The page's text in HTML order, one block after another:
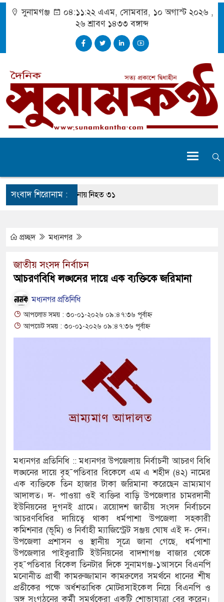
সুনামগঞ্জ ০৪:১১:২৩ এএম, সোমবার, ১০ অগাস্ট ২০২৬ ,
২৬ শ্রাবণ ১৪৩৩ বঙ্গাব্দ
সংবাদ শিরোনাম :
বিভাগে সড়ক দুর্ঘটনায় নিহত ৩১
আলী : জনকল্যাণে অনন্য পথিকৃৎ
কথিত সাংবাদিক লিটন আটক
মরদেহ উদ্ধার
ঝুলছে ডাম্প ট্রাক, চালক পলাতক
মোটরসাইকেল দুর্ঘটনায় নিহত ১৫ হাজার ৭১২
ভারতে পাচার, গুয়াহাটি ক্যাম্পে মানবেতর
অভ্যন্তরীণ বিরোধ তুঙ্গে
চেহারা কি দেখা গেছে : স্বরাষ্ট্রমন্ত্রী
বক্তব্য ভারত সমর্থন করে না : জয়সওয়াল
ভবনে পাঠদান
সহযোগিতায় দিরাই-শাল্লার উন্নয়ন করতে চাই : এমপি
ঘণ্টা লোডশেডিং, ক্ষুব্ধ গ্রাহক
প্রচ্ছদ মধ্যনগর
জাতীয় সংসদ নির্বাচন
আচরণবিধি লঙ্ঘনের দায়ে এক ব্যক্তিকে জরিমানা
মধ্যনগর প্রতিনিধি
আপলোড সময় : ৩০-০১-২০২৬ ০৯:৪৭:৩৬ পূর্বাহ্ন
আপডেট সময় : ৩০-০১-২০২৬ ০৯:৪৭:৩৬ পূর্বাহ্ন
মধ্যনগর প্রতিনিধি :: মধ্যনগর উপজেলায় নির্বাচনী আচরণ বিধি
লঙ্ঘনের দায়ে বৃহ¯পতিবার বিকেলে এম এ শহীদ (৪২) নামের
এক ব্যক্তিকে তিন হাজার টাকা জরিমানা করেছেন ভ্রাম্যমাণ
আদালত। দ- পাওয়া ওই ব্যক্তির বাড়ি উপজেলার চামরদানী
ইউনিয়নের দুগনই গ্রামে। ত্রয়োদশ জাতীয় সংসদ নির্বাচনে
আচরণবিধির দায়িত্বে থাকা ধর্মপাশা উপজেলা সহকারী
কমিশনার (ভূমি) ও নির্বাহী ম্যাজিস্ট্রেট সঞ্জয় ঘোষ এই দ- দেন।
উপজেলা প্রশাসন ও স্থানীয় সূত্রে জানা গেছে, ধর্মপাশা
উপজেলার পাইকুরাটি ইউনিয়নের বাদশাগঞ্জ বাজার থেকে
বৃহ¯পতিবার বিকেল তিনটার দিকে সুনামগঞ্জ-১আসনে বিএনপি
মনোনীত প্রার্থী কামরুজ্জামান কামরুলের সমর্থনে ধানের শীষ
প্রতীকের পক্ষে অর্ধশতাধিক মোটরসাইকেল নিয়ে বিএনপি ও
অঙ্গ সংগঠনের কর্মী সমর্থকেরা একটি শোভাযাত্রা বের করেন।